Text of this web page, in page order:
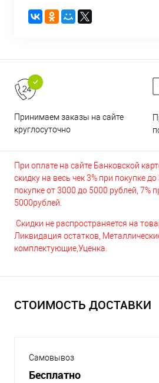
Принимаем заказы на сайте
круглосуточно
При оплате на сайте Банковской
скидку на весь чек 3% при покупке
покупке от 3000 до 5000 рублей, 7%
5000рублей.
Скидки не распространяется на
Ликвидация остатков,
комплектующие,Уценка.
СТОИМОСТЬ ДОСТАВКИ
Самовывоз
Бесплатно